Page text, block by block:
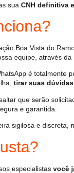
sua CNH definitiva
Boa Vista do
equipe, através
é totalmente
tirar suas dúvidas
que serão
e garantida.
sigilosa e discreta,
especialistas você